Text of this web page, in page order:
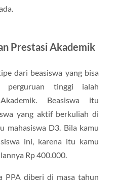
Prestasi Akademik
dari beasiswa yang bisa
perguruan tinggi ialah
Beasiswa itu
yang aktif berkuliah di
mahasiswa D3. Bila kamu
ini, karena itu kamu
Rp 400.000.
PPA diberi di masa tahun